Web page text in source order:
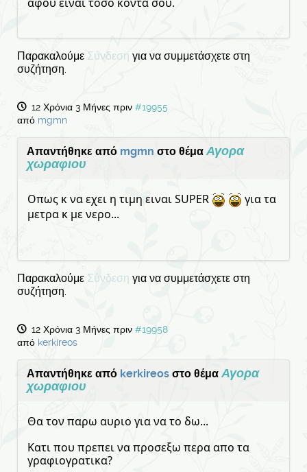
Παρακαλούμε Σύνδεση για να συμμετάσχετε στη
συζήτηση.
12 Χρόνια 3 Μήνες πριν #19955
από mgmn
Απαντήθηκε από mgmn στο θέμα Αγορα
χωραφιου
Οπως κ να εχει η τιμη ειναι SUPER
για τα
μετρα κ με νερο...
Παρακαλούμε Σύνδεση για να συμμετάσχετε στη
συζήτηση.
12 Χρόνια 3 Μήνες πριν #19958
από kerkireos
Απαντήθηκε από kerkireos στο θέμα Αγορα
χωραφιου
Θα τον παρω αυριο για να το δω...
Κατι που πρεπει να προσεξω περα απο τα
γραφιογρατικα?